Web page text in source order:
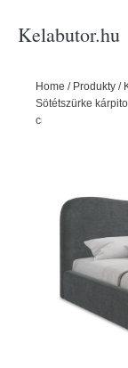
Kelabutor.hu
Home / Produkty /
Sötétszürke
cm Kahai – Makamii